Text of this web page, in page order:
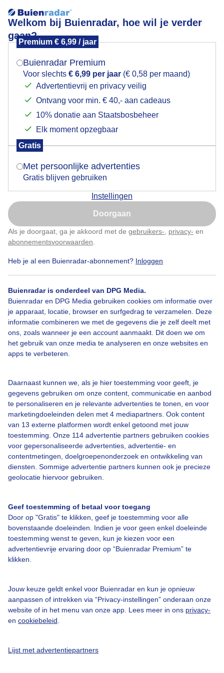
Welkom bij Buienradar, hoe wil je verder
gaan?
Premium € 6,99 / jaar
Buienradar Premium
Voor slechts € 6,99 per jaar (€ 0,58 per maand)
Advertentievrij en privacy veilig
Ontvang voor min. € 40,- aan cadeaus
10% donatie aan Staatsbosbeheer
Elk moment opzegbaar
Gratis
Met persoonlijke advertenties
Gratis blijven gebruiken
Instellingen
Doorgaan
Als je doorgaat, ga je akkoord met de gebruikers- privacy- en
abonnementsvoorwaarden
Heb je al een Buienradar-abonnement? Inloggen
Buienradar is onderdeel van DPG Media.
Buienradar en DPG Media gebruiken cookies om informatie over
je apparaat, locatie, browser en surfgedrag te verzamelen. Deze
informatie combineren we met de gegevens die je zelf deelt met
ons, zoals wanneer je een account aanmaakt. Dit doen we om
het gebruik van onze media te analyseren en onze websites en
apps te verbeteren.
Daarnaast kunnen we, als je hier toestemming voor geeft, je
gegevens gebruiken om onze content, communicatie en aanbod
te personaliseren en je relevante advertenties te tonen, en voor
marketingdoeleinden delen met 4 mediapartners. Ook content
van 13 externe platformen wordt enkel getoond met jouw
toestemming. Onze 114 advertentie partners gebruiken cookies
voor gepersonaliseerde advertenties, advertentie- en
contentmetingen, doelgroepenonderzoek en ontwikkeling van
diensten. Sommige advertentie partners kunnen ook je precieze
geolocatie hiervoor gebruiken.
Geef toestemming of betaal voor toegang
Door op "Gratis" te klikken, geef je toestemming voor alle
bovenstaande doeleinden. Indien je voor geen enkel doeleinde
toestemming wenst te geven, kun je kiezen voor een
advertentievrije ervaring door op “Buienradar Premium” te
klikken.
Jouw keuze geldt enkel voor Buienradar en kun je opnieuw
aanpassen of intrekken via “Privacy-instellingen” onderaan onze
website of in het menu van onze app. Lees meer in ons privacy-
en cookiebeleid
Lijst met advertentiepartners
Om.17.00 uur weer droig en plassen in de berm
Door: Astrid Wiessner Hoog Gemaakt: 13-05-2026, 41x bekeken
Achtergebleven Regenplas Wolken
Bekijk slideshow
Over Buienradar
Bedrijfsgegevens
Contact
Toegankelijkheid
Gebruikersvoorwaarden
Adverteren
Privacy beleid
Cookie beleid
Mogen we je locatie gebruiken voor het
Indien je hier nog geen akkoord op hebt gegeven,
verschijnt er zo een pop-up uit je browser waarin
Is goed, toon de popup
Nu niet, misschien later
Klik hierom dit aan te passen